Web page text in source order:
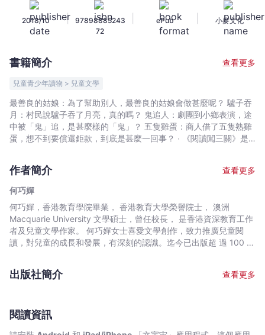
姑
娘
何
巧
嬋
文
宙
｜
Bookniverse
2018/10 |
97898885243
72
ePub 小麥文化
書籍簡介 查看更多
兒童青少年讀物 > 兒童文學
最善良的姑娘：為了幫助別人，最善良的姑娘會做甚麼呢？ 驢子吞
月：村民說驢子吞了月亮，真的嗎？ 鬼追人：劇團到小鄉表演，途
中被「鬼」追，是甚麼樣的「鬼」？ 五隻雞蛋：商人借了五隻熟雞
蛋，想不到要償還鉅款，到底是甚麼一回事？ ‧ 《閱讀闖三關》是
基本上是根據初小(小一及小二)、中小(小三及小四)、高小(小五及
小六)的兒童的語文閱讀和理解能力而編定。 ‧ 兒童可隨自己的年級
而循序漸進地選讀書籍，亦可越級挑戰，無需拘泥於年級的限制。 ‧
每冊由3-4個故事組成，有趣生動。
作者簡介
查看更多
何巧嬋
何巧嬋，香港教育學院畢業， 香港教育大學榮譽院士， 澳洲
Macquarie University 文學碩士，曾任校長， 是香港資深教育工作
者及兒童文學作家。 何巧嬋女士喜愛文學創作，致力推廣兒童閱
讀，對兒童的成長和發展，有深刻的認識。迄今已出版超 過 100 本
出版社簡介 查看更多
閱讀資訊